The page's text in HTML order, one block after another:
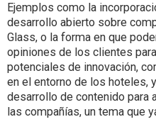
Ejemplos como la
desarrollo abierto sobre
Glass, o la forma en que
opiniones de los clientes
potenciales de innovación,
en el entorno de los hoteles,
desarrollo de contenido para
las compañías, un tema que